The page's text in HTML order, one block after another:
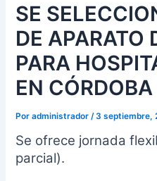
SE
DE APARATO
PARA
EN CÓRDOBA
Poradministrador /3 septiembre,
Se ofrece jornada
parcial).